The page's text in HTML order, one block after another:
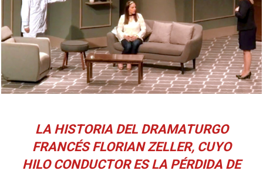
LA HISTORIA DEL DRAMATURGO
FRANCÉS FLORIAN ZELLER, CUYO
HILO CONDUCTOR ES LA PÉRDIDA DE